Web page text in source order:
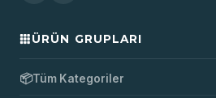
ÜRÜN GRUPLARI
📦Tüm Kategoriler